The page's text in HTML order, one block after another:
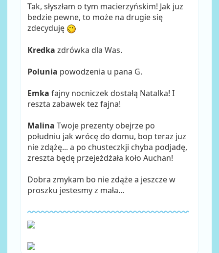
Tak, słyszłam o tym macierzyńskim! Jak juz
bedzie pewne, to może na drugie się
zdecyduję
Kredka zdrówka dla Was.
Polunia powodzenia u pana G.
Emka fajny nocniczek dostałą Natalka! I
reszta zabawek tez fajna!
Malina Twoje prezenty obejrze po
południu jak wrócę do domu, bop teraz juz
nie zdążę... a po chusteczkji chyba podjadę,
zreszta będę przejeżdżała koło Auchan!
Dobra zmykam bo nie zdąże a jeszcze w
proszku jestesmy z mała...